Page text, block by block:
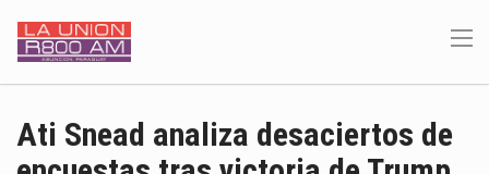
Ati Snead analiza desaciertos de